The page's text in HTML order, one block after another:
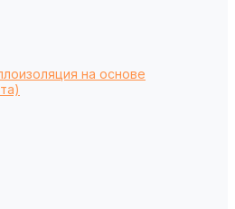
на основе